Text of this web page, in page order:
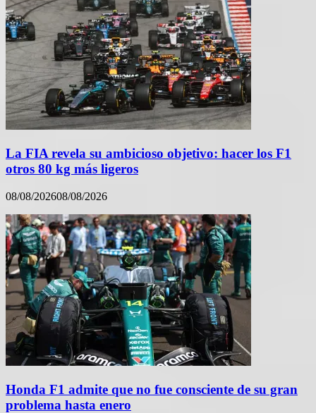
La FIA revela su ambicioso objetivo: hacer los F1
otros 80 kg más ligeros
08/08/202608/08/2026
Honda F1 admite que no fue consciente de su gran
problema hasta enero